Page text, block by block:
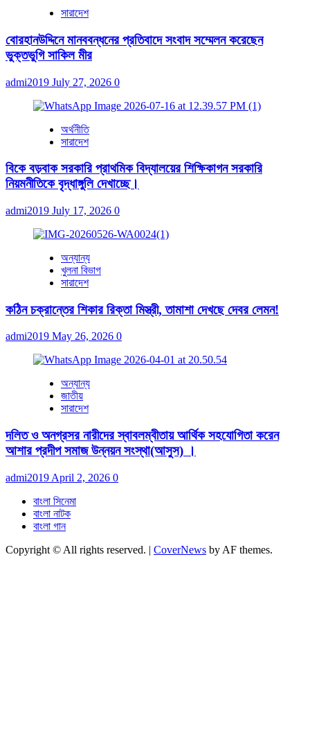
সারাদেশ
বোরহানউদ্দিনে মানববন্ধনের প্রতিবাদে সংবাদ সম্মেলন করেছেন
ভুক্তভুগি সাকিল মীর
admi2019 July 27, 2026 0
অর্থনীতি
সারাদেশ
বিকে বড়বাক সরকারি প্রাথমিক বিদ্যালয়ের শিক্ষিকাগন সরকারি
নিয়মনীতিকে বৃদ্ধাঙ্গুলি দেখাচ্ছে।
admi2019 July 17, 2026 0
অন্যান্য
খুলনা বিভাগ
সারাদেশ
কঠিন চক্রান্তের শিকার রিক্তা মিস্ত্রী, তামাশা দেখছে দেবর লেমন!
admi2019 May 26, 2026 0
অন্যান্য
জাতীয়
সারাদেশ
দলিত ও অনগ্রসর নারীদের স্বাবলম্বীতায় আর্থিক সহযোগিতা করেন
আশার প্রদীপ সমাজ উন্নয়ন সংস্থা(আসুস) ।
admi2019 April 2, 2026 0
বাংলা সিনেমা
বাংলা নাটক
বাংলা গান
Copyright © All rights reserved. | CoverNews by AF themes.